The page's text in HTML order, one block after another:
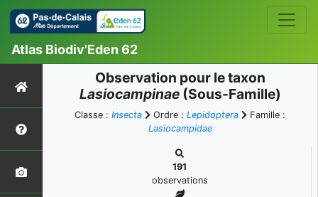
Atlas Biodiv'Eden 62
Observation pour le taxon
Lasiocampinae(Sous-Famille)
Classe : Insecta Ordre : Lepidoptera
Famille :
Lasiocampidae
191
observations